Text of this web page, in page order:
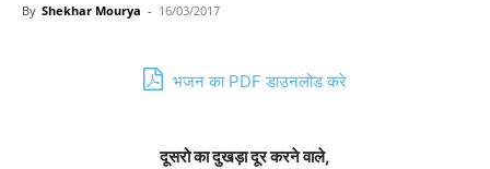
By Shekhar Mourya - 16/03/2017
भजन का PDF डाउनलोड करे
दूसरो का दुखड़ा दूर करने वाले,